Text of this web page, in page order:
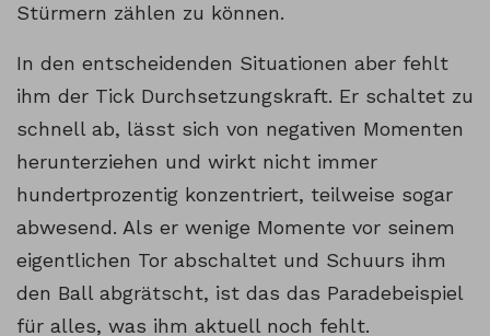
Stürmern zählen zu können.
In den entscheidenden Situationen aber fehlt
ihm der Tick Durchsetzungskraft. Er schaltet zu
schnell ab, lässt sich von negativen Momenten
herunterziehen und wirkt nicht immer
hundertprozentig konzentriert, teilweise sogar
abwesend. Als er wenige Momente vor seinem
eigentlichen Tor abschaltet und Schuurs ihm
den Ball abgrätscht, ist das das Paradebeispiel
für alles, was ihm aktuell noch fehlt.